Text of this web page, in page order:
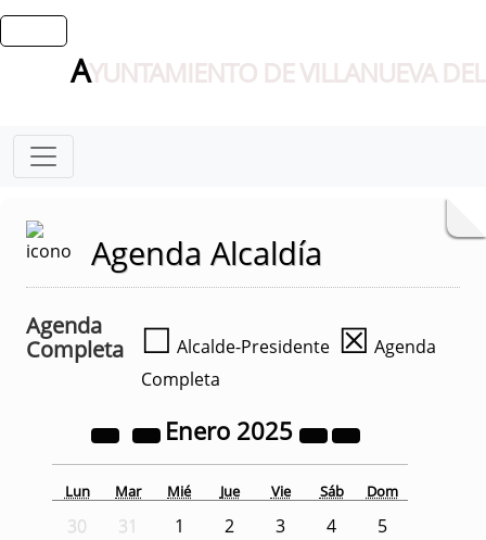
AYUNTAMIENTO DE VILLANUEVA
Agenda Alcaldía
Agenda
Completa
☐ Alcalde-Presidente ☒ Agenda
Completa
Enero 2025
Lun Mar Mié Jue Vie Sáb Dom
30 31 1 2 3 4
5